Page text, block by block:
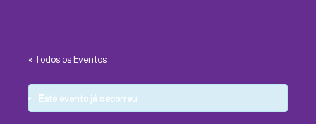
« Todos os Eventos
Este evento já decorreu.